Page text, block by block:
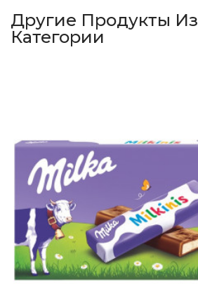
Другие Продукты Из
Категории